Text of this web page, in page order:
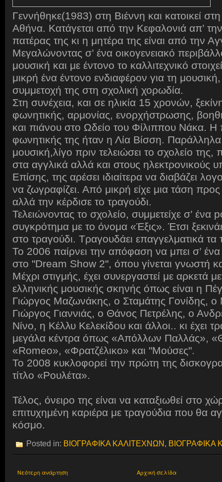
Γεννήθηκε(1983) στη Βιέννη και κατοικεί
Αθήνα. Κατάγεται από την Κεφαλονιά απ’
πατέρας της κι η μητέρα της είναι από την
Μεγαλώνοντας σ’ ένα οικογενειακό
μουσική και με έντονο το καλλιτεχνικό
μικρή ένα έντονο ενδιαφέρον για τη
συμμετοχή της στη σχολική χορωδία.
Στη συνέχεια, και σε ηλικία 15 χρονών,
φωνητικής, αρμονίας, ενορχήστρωσης,
και πιάνου στο Ωδείο του Φίλιππου Νάκα.
φωνητικής της ήταν η Λία Βίσση.
μουσική,λίγο πριν τελειώσει το σχολείο της,
στα αγγλικά αλλά και στους ηλεκτρονικούς
Επίσης, της αρέσει ιδιαίτερα να διαβάζει
να ζωγραφίζει. Από μικρή είχε μια τάση
αλλά την κέρδισε το τραγούδι.
Τελειώνοντας το σχολείο, συμμετείχε σ’ ένα
συγκρότημα με το όνομα «Έξις». Έτσι
στο τραγούδι. Τραγουδάει επαγγελματικά τα
Το 2006 παίρνει την απόφαση να μπει σ’
στο "Dream Show 2", όπου γίνεται γνωστή
Μέχρι στιγμής, έχει συνεργαστεί με αρκετά
ελληνικής μουσικής σκηνής όπως είναι η
Γιώργος Μαζωνάκης, ο Σταμάτης Γονίδης, ο
Γιώργος Γιαννιάς, ο Θάνος Πετρέλης, ο
Νίνο, η Κέλλυ Κελεκίδου και άλλοι.. κι έχει
μεγάλα κέντρα όπως «Απόλλων Παλλάς»,
«Romeo», «Φρατζέλικο» και "Μούσες".
Το 2008 κυκλοφορεί την πρώτη της
τίτλο «Ρουλέτα».
Τέλος, όνειρο της είναι να καταξιωθεί στο
επιτυχημένη καριέρα με τραγούδια που θα
κόσμο.
Posted in: ΒΙΟΓΡΑΦΙΚΑ ΚΑΛΙΤΕΧΝΩΝ, ΒΙΟΓΡΑΦΙΚΑ
Νεότερη ανάρτηση Αρχική σελίδα